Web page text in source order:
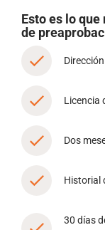
Esto es lo
de
Licencia
Dos
Historial
30 días